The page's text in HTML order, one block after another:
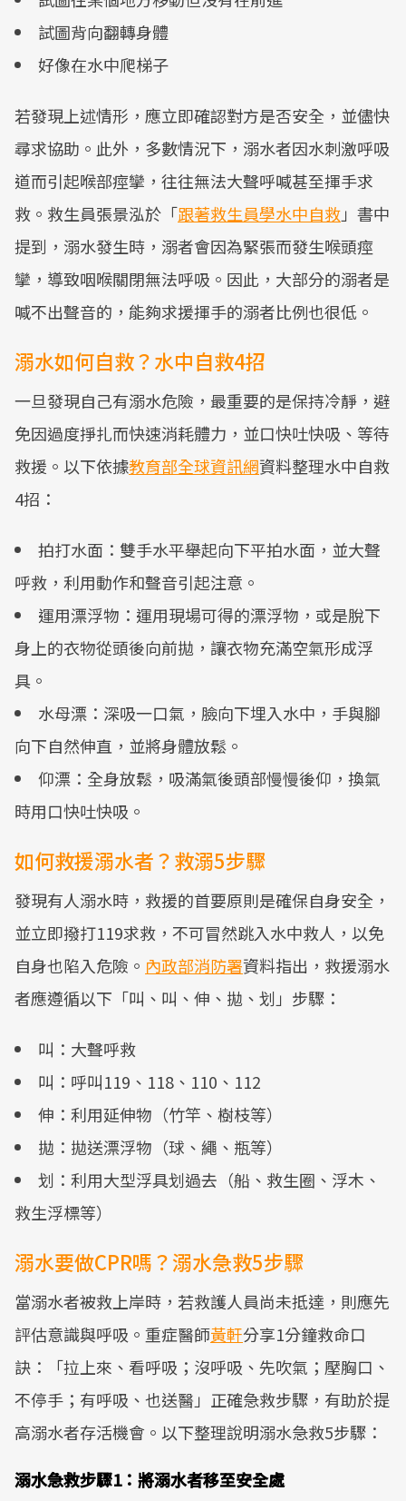
試圖背向翻轉身體
好像在水中爬梯子
若發現上述情形，應立即確認對方是否安全，並儘快
尋求協助。此外，多數情況下，溺水者因水刺激呼吸
道而引起喉部痙攣，往往無法大聲呼喊甚至揮手求
救。救生員張景泓於「跟著救生員學水中自救」書中
提到，溺水發生時，溺者會因為緊張而發生喉頭痙
攣，導致咽喉關閉無法呼吸。因此，大部分的溺者是
喊不出聲音的，能夠求援揮手的溺者比例也很低。
溺水如何自救？水中自救4招
一旦發現自己有溺水危險，最重要的是保持冷靜，避
免因過度掙扎而快速消耗體力，並口快吐快吸、等待
救援。以下依據教育部全球資訊網資料整理水中自救
4招：
拍打水面：雙手水平舉起向下平拍水面，並大聲
呼救，利用動作和聲音引起注意。
運用漂浮物：運用現場可得的漂浮物，或是脫下
身上的衣物從頭後向前拋，讓衣物充滿空氣形成浮
具。
水母漂：深吸一口氣，臉向下埋入水中，手與腳
向下自然伸直，並將身體放鬆。
仰漂：全身放鬆，吸滿氣後頭部慢慢後仰，換氣
時用口快吐快吸。
如何救援溺水者？救溺5步驟
發現有人溺水時，救援的首要原則是確保自身安全，
並立即撥打119求救，不可冒然跳入水中救人，以免
自身也陷入危險。 內政部消防署資料指出，救援溺水
者應遵循以下「叫、叫、伸、拋、划」步驟：
叫：大聲呼救
叫：呼叫119、118、110、112
伸：利用延伸物（竹竿、樹枝等）
拋：拋送漂浮物（球、繩、瓶等）
划：利用大型浮具划過去（船、救生圈、浮木、
救生浮標等）
溺水要做CPR嗎？溺水急救5步驟
當溺水者被救上岸時，若救護人員尚未抵達，則應先
評估意識與呼吸。重症醫師黃軒分享1分鐘救命口
訣：「拉上來、看呼吸；沒呼吸、先吹氣；壓胸口、
不停手；有呼吸、也送醫」正確急救步驟，有助於提
高溺水者存活機會。以下整理說明溺水急救5步驟：
溺水急救步驟1：將溺水者移至安全處